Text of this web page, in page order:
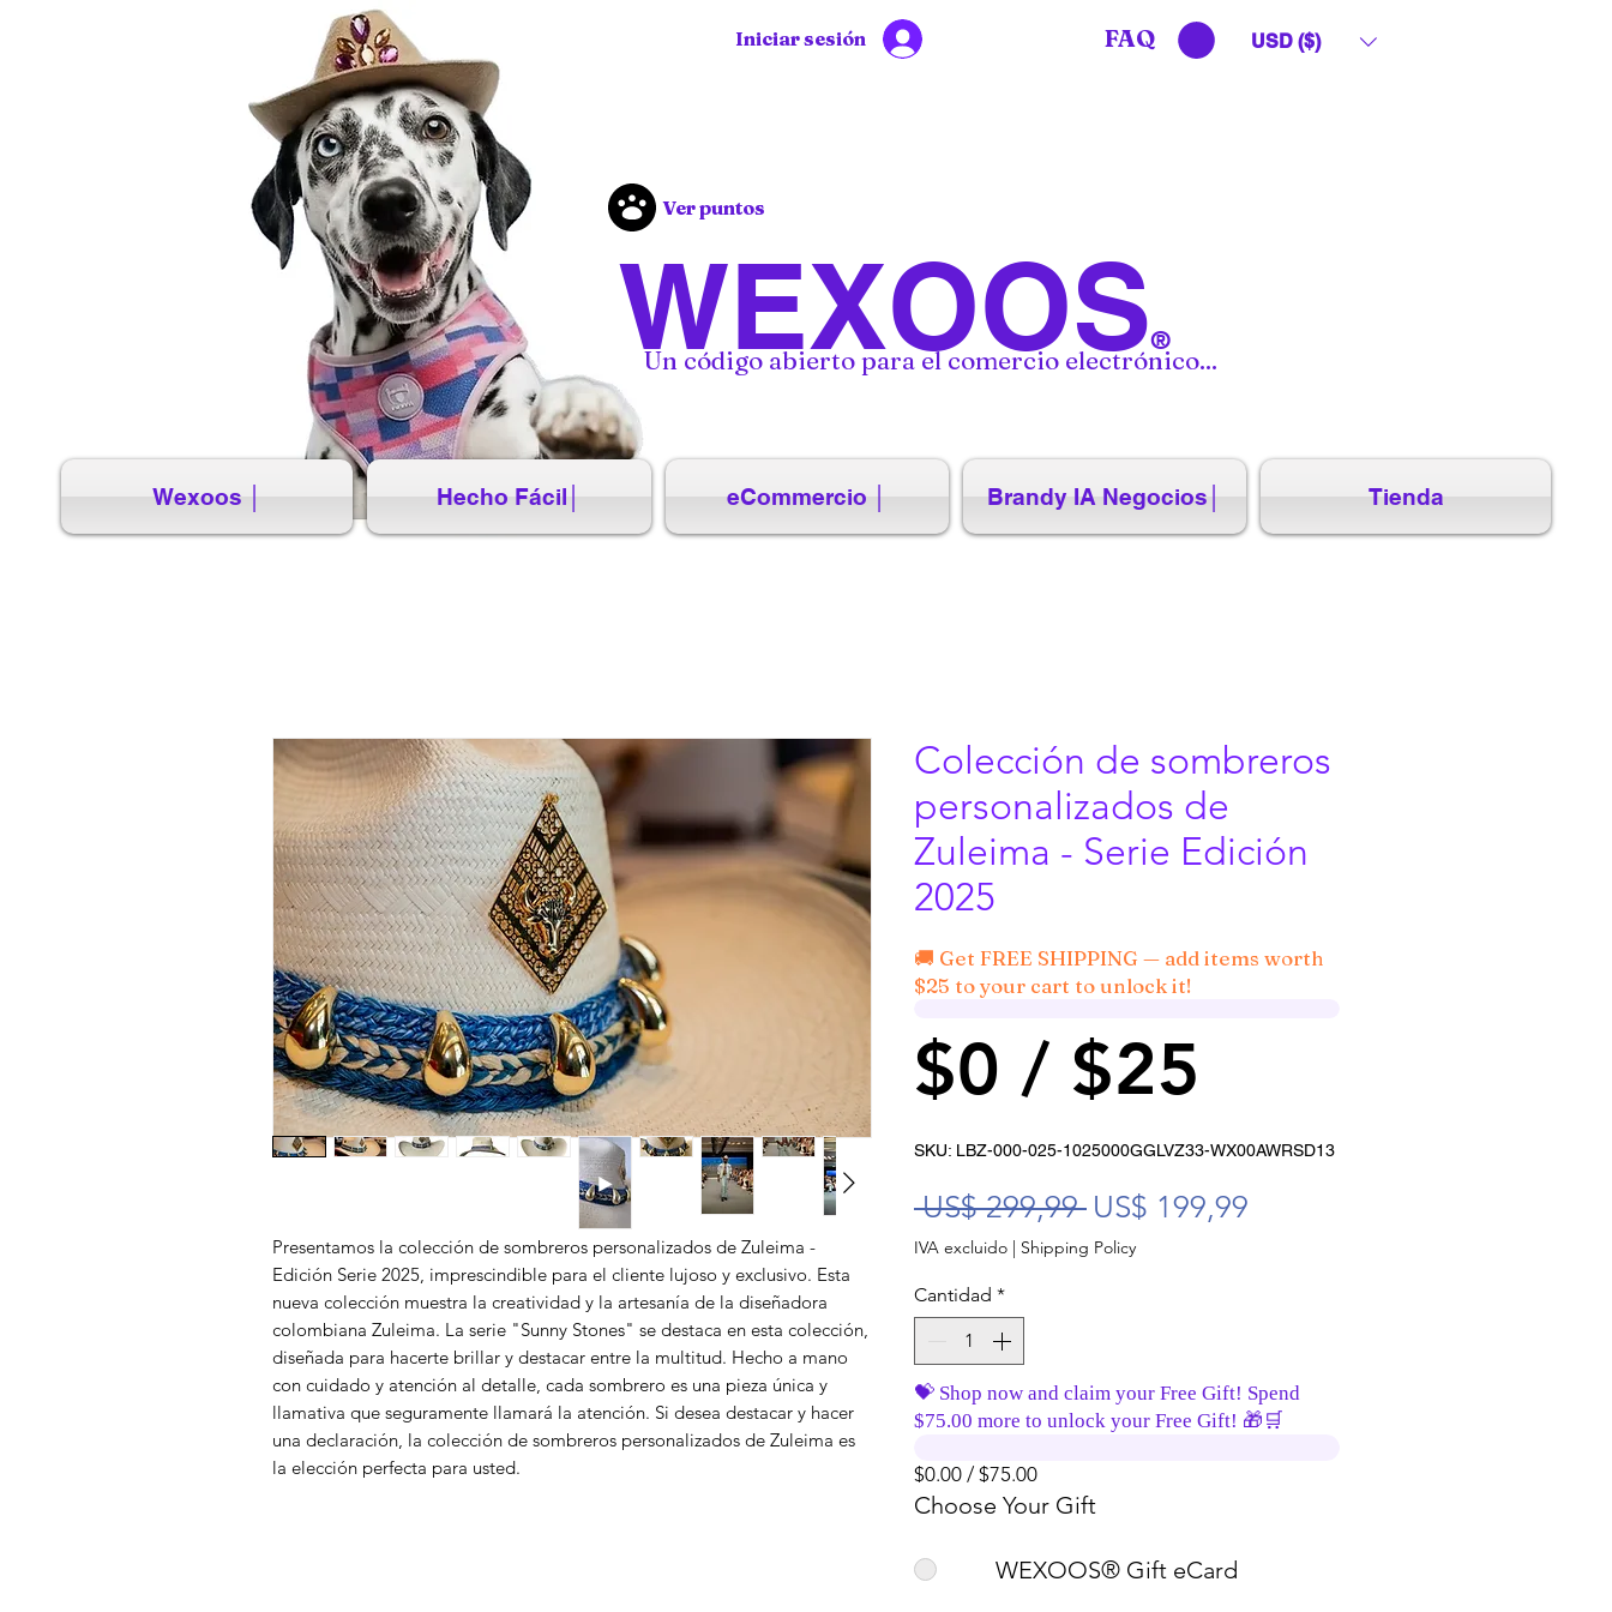
WEXOOS®
Un código abierto para el comercio electrónico...
Ver puntos
Iniciar sesión FAQ USD ($)
Wexoos │ Hecho Fácil│ eCommercio │ Brandy IA Negocios│ Tienda
Presentamos la colección de sombreros personalizados de Zuleima -
Edición Serie 2025, imprescindible para el cliente lujoso y exclusivo. Esta
nueva colección muestra la creatividad y la artesanía de la diseñadora
colombiana Zuleima. La serie "Sunny Stones" se destaca en esta colección,
diseñada para hacerte brillar y destacar entre la multitud. Hecho a mano
con cuidado y atención al detalle, cada sombrero es una pieza única y
llamativa que seguramente llamará la atención. Si desea destacar y hacer
una declaración, la colección de sombreros personalizados de Zuleima es
la elección perfecta para usted.
Colección de sombreros
personalizados de
Zuleima - Serie Edición
2025
🚚 Get FREE SHIPPING — add items worth
$25 to your cart to unlock it!
$0 / $25
SKU: LBZ-000-025-1025000GGLVZ33-WX00AWRSD13
US$ 299,99 Precio
US$ 199,99
IVA excluido | Shipping Policy
Cantidad *
💝 Shop now and claim your Free Gift! Spend
$75.00 more to unlock your Free Gift! 🎁🛒
$0.00 / $75.00
Choose Your Gift
WEXOOS® Gift eCard